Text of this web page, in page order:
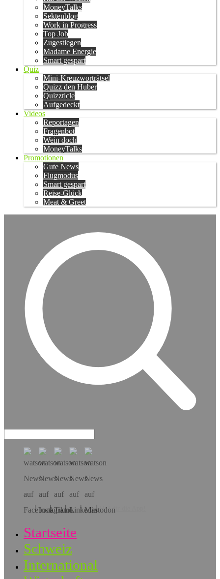
MoneyTalks
Sektenblog
Work in Progress
Top Job
Zugestiegen
Madame Energie
Smart gespart
Quiz
Mini-Kreuzworträtsel
Quizz den Huber
Quizzticle
Aufgedeckt
Videos
Reportagen
Fragenbot
Wein doch
MoneyTalks
Promotionen
Gute News
Flugmodus
Smart gespart
Reise-Glück
Meat & Greet
Hol dir die App!
Startseite
Schweiz
International